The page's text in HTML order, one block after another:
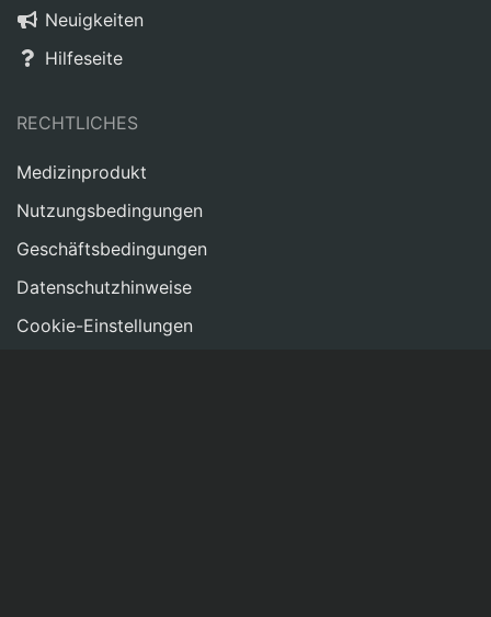
Neuigkeiten
Hilfeseite
RECHTLICHES
Medizinprodukt
Nutzungsbedingungen
Geschäftsbedingungen
Datenschutzhinweise
Cookie-Einstellungen